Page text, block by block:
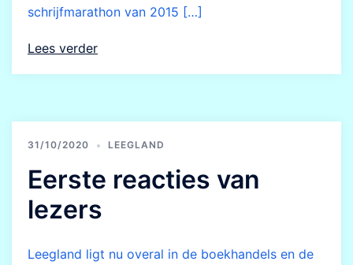
schrijfmarathon van 2015 […]
Lees verder
31/10/2020 LEEGLAND
Eerste reacties van
lezers
Leegland ligt nu overal in de boekhandels en de